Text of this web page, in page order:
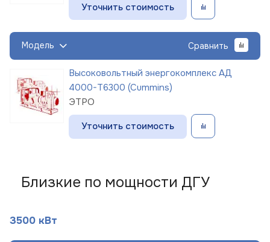
Уточнить стоимость
Модель Сравнить
Высоковольтный энергокомплекс АД
4000-Т6300 (Cummins)
ЭТРО
Уточнить стоимость
Близкие по мощности ДГУ
3500 кВт